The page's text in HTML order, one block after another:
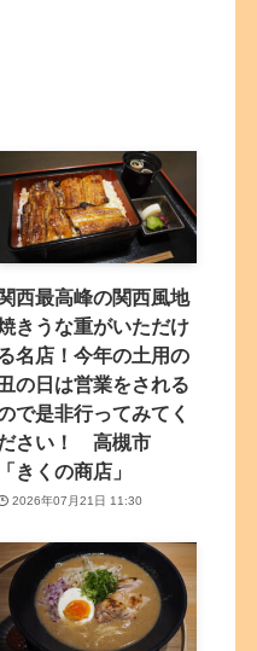
関西最高峰の関西風地
きうな重がいただけ
名店！今年の土用の
の日は営業をされる
で是非行ってみてく
さい！ 高槻市
「きくの商店」
2026年07月21日 11:30